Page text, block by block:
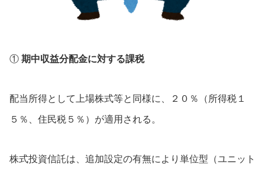
① 期中収益分配金に対する課税
配当所得として上場株式等と同様に、２０％（所得税１
５％、住民税５％）が適用される。
株式投資信託は、追加設定の有無により単位型（ユニット